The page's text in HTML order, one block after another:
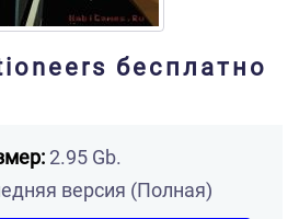
бесплатно
2.95 Gb.
версия (Полная)